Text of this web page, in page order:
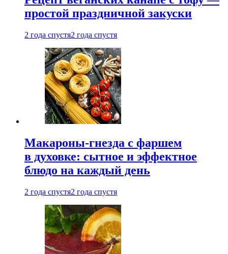
простой праздничной закуски
2 года спустя2 года спустя
Макароны-гнезда с фаршем
в духовке: сытное и эффектное
блюдо на каждый день
2 года спустя2 года спустя